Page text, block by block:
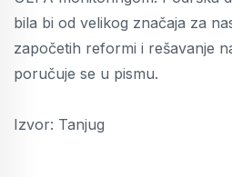
bila bi od velikog značaja za
započetih reformi i rešavanje
poručuje se u pismu.
Izvor: Tanjug